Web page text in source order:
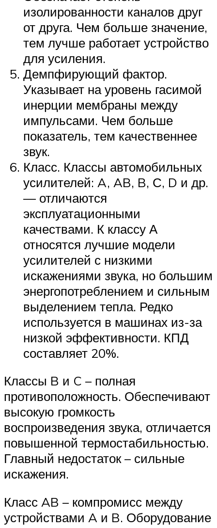
изолированности каналов друг
от друга. Чем больше значение,
тем лучше работает устройство
для усиления.
Демпфирующий фактор.
Указывает на уровень гасимой
инерции мембраны между
импульсами. Чем больше
показатель, тем качественнее
звук.
Класс. Классы автомобильных
усилителей: A, AB, B, С, D и др.
— отличаются
эксплуатационными
качествами. К классу А
относятся лучшие модели
усилителей с низкими
искажениями звука, но большим
энергопотреблением и сильным
выделением тепла. Редко
используется в машинах из-за
низкой эффективности. КПД
составляет 20%.
Классы B и C – полная
противоположность. Обеспечивают
высокую громкость
воспроизведения звука, отличается
повышенной термостабильностью.
Главный недостаток – сильные
искажения.
Класс AB – компромисс между
устройствами A и B. Оборудование